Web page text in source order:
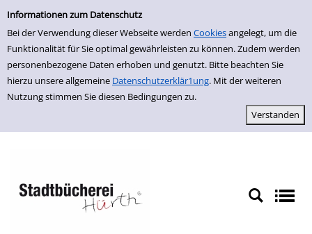
Erweiterte Suche
Informationen zum Datenschutz
Bei der Verwendung dieser Webseite werden Cookiesangelegt, um die
Funktionalität für Sie optimal gewährleisten zu können. Zudem werden
personenbezogene Daten erhoben und genutzt. Bitte beachten Sie
hierzu unsere allgemeine Datenschutzerklär1ung. Mit der weiteren
Nutzung stimmen Sie diesen Bedingungen zu.
zur Navigation springen
zum Inhalt springen
Zur erweiterten Suche springen